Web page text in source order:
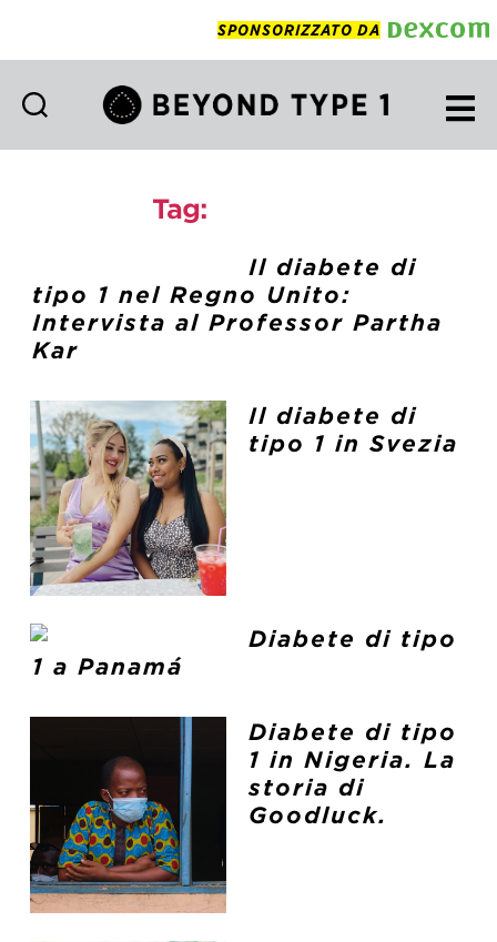
SPONSORIZZATO DA
Tag:
Il diabete di
tipo 1 nel Regno Unito:
Intervista al Professor Partha
Kar
Il diabete di
tipo 1 in Svezia
Diabete di tipo
1 a Panamá
Diabete di tipo
1 in Nigeria. La
storia di
Goodluck.